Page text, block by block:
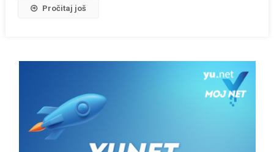
Pročitaj još